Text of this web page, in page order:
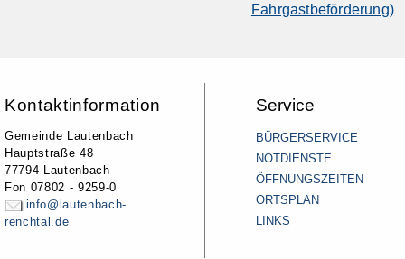
Fahrgastbeförderung)
Kontaktinformation
Gemeinde Lautenbach
Hauptstraße 48
77794 Lautenbach
Fon 07802 - 9259-0
info@lautenbach-
renchtal.de
Service
BÜRGERSERVICE
NOTDIENSTE
ÖFFNUNGSZEITEN
ORTSPLAN
LINKS